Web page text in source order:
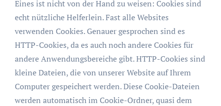
Eines ist nicht von der Hand zu weisen: Cookies sind
echt nützliche Helferlein. Fast alle Websites
verwenden Cookies. Genauer gesprochen sind es
HTTP-Cookies, da es auch noch andere Cookies für
andere Anwendungsbereiche gibt. HTTP-Cookies sind
kleine Dateien, die von unserer Website auf Ihrem
Computer gespeichert werden. Diese Cookie-Dateien
werden automatisch im Cookie-Ordner, quasi dem